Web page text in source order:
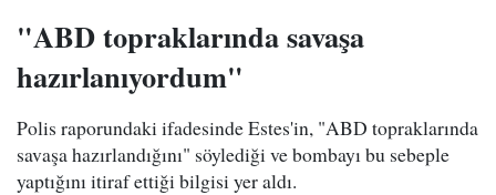
"ABD topraklarında savaşa
hazırlanıyordum"
Polis raporundaki ifadesinde Estes'in, "ABD topraklarında
savaşa hazırlandığını" söylediği ve bombayı bu sebeple
yaptığını itiraf ettiği bilgisi yer aldı.